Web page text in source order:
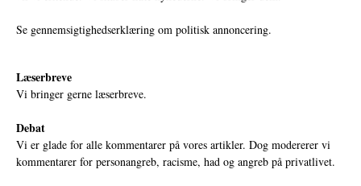
Se gennemsigtighedserklæring om politisk annoncering.
Læserbreve
Vi bringer gerne læserbreve.
Debat
Vi er glade for alle kommentarer på vores artikler. Dog modererer vi
kommentarer for personangreb, racisme, had og angreb på privatlivet.